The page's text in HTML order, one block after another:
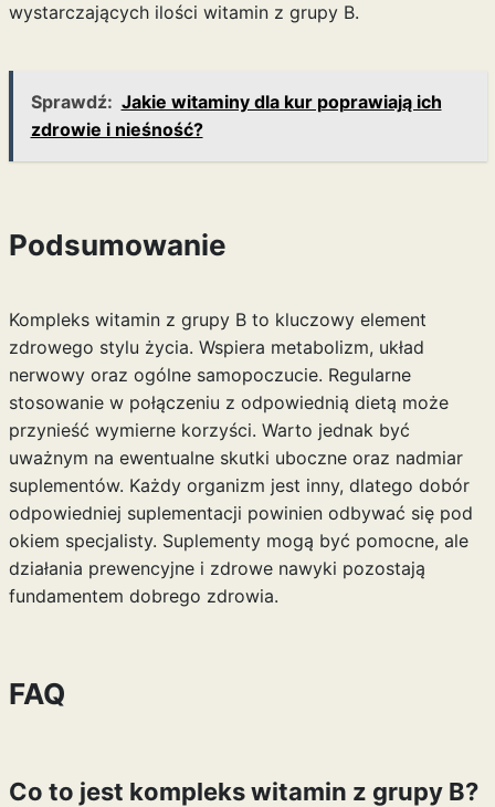
wystarczających ilości witamin z grupy B.
Sprawdź: Jakie witaminy dla kur poprawiają ich
zdrowie i nieśność?
Podsumowanie
Kompleks witamin z grupy B to kluczowy element
zdrowego stylu życia. Wspiera metabolizm, układ
nerwowy oraz ogólne samopoczucie. Regularne
stosowanie w połączeniu z odpowiednią dietą może
przynieść wymierne korzyści. Warto jednak być
uważnym na ewentualne skutki uboczne oraz nadmiar
suplementów. Każdy organizm jest inny, dlatego dobór
odpowiedniej suplementacji powinien odbywać się pod
okiem specjalisty. Suplementy mogą być pomocne, ale
działania prewencyjne i zdrowe nawyki pozostają
fundamentem dobrego zdrowia.
FAQ
Co to jest kompleks witamin z grupy B?